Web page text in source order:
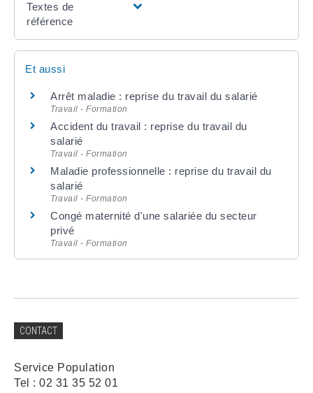
Textes de
référence
Et aussi
Arrêt maladie : reprise du travail du salarié
Travail - Formation
Accident du travail : reprise du travail du
salarié
Travail - Formation
Maladie professionnelle : reprise du travail du
salarié
Travail - Formation
Congé maternité d'une salariée du secteur
privé
Travail - Formation
CONTACT
Service Population
Tel : 02 31 35 52 01